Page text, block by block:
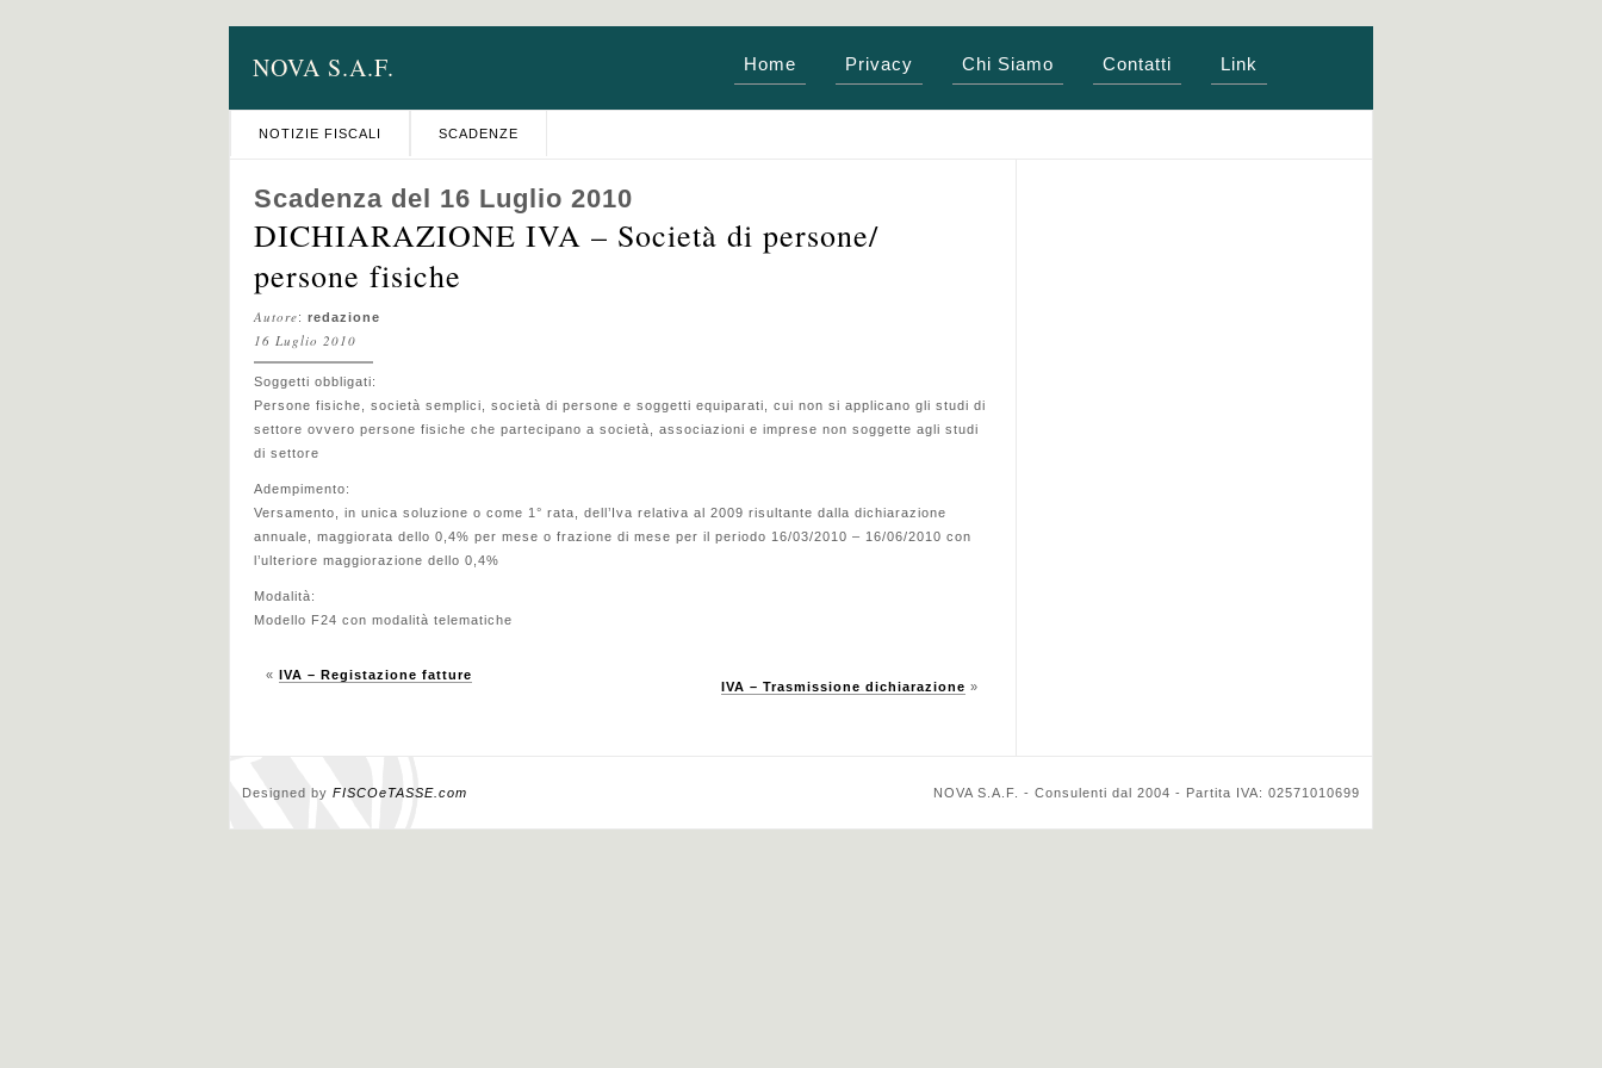
NOVA S.A.F. Home Privacy Chi Siamo Contatti Link
NOTIZIE FISCALI SCADENZE
Scadenza del 16 Luglio 2010
DICHIARAZIONE IVA – Società di persone/
persone fisiche
Autore: redazione
16 Luglio 2010
Soggetti obbligati:
Persone fisiche, società semplici, società di persone e soggetti equiparati, cui non si applicano gli studi di
settore ovvero persone fisiche che partecipano a società, associazioni e imprese non soggette agli studi
di settore
Adempimento:
Versamento, in unica soluzione o come 1° rata, dell’Iva relativa al 2009 risultante dalla dichiarazione
annuale, maggiorata dello 0,4% per mese o frazione di mese per il periodo 16/03/2010 – 16/06/2010 con
l’ulteriore maggiorazione dello 0,4%
Modalità:
Modello F24 con modalità telematiche
« IVA – Registazione fatture
IVA – Trasmissione dichiarazione »
Designed by FISCOeTASSE.com NOVA S.A.F. - Consulenti dal 2004 - Partita IVA: 02571010699